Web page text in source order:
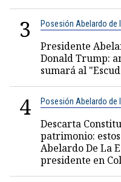
3 Posesión Abelardo de
Presidente
Donald Trump:
sumará al
4 Posesión Abelardo de
Descarta
patrimonio:
Abelardo De La
presidente en